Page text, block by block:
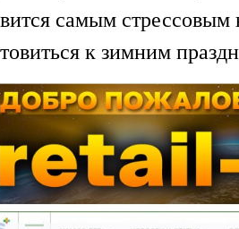
самым
к зимним